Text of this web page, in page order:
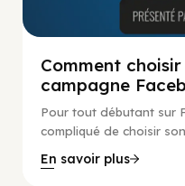
Comment
campagne
Pour tout débutant sur
compliqué de choisir
En savoir plus